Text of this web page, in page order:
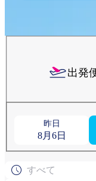
出発
昨日
8月6日
すべて